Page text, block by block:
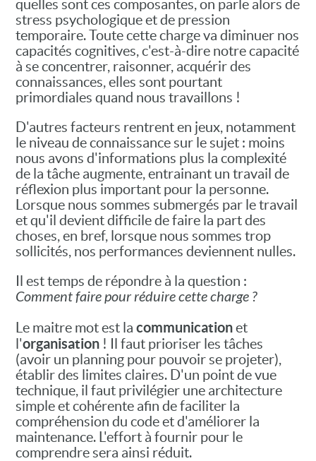
quelles sont ces composantes, on parle alors de
stress psychologique et de pression
temporaire. Toute cette charge va diminuer nos
capacités cognitives, c'est-à-dire notre capacité
à se concentrer, raisonner, acquérir des
connaissances, elles sont pourtant
primordiales quand nous travaillons !
D'autres facteurs rentrent en jeux, notamment
le niveau de connaissance sur le sujet : moins
nous avons d'informations plus la complexité
de la tâche augmente, entrainant un travail de
réflexion plus important pour la personne.
Lorsque nous sommes submergés par le travail
et qu'il devient difficile de faire la part des
choses, en bref, lorsque nous sommes trop
sollicités, nos performances deviennent nulles.
Il est temps de répondre à la question :
Comment faire pour réduire cette charge ?
Le maitre mot est lacommunicationet
l'organisation ! Il faut prioriser les tâches
(avoir un planning pour pouvoir se projeter),
établir des limites claires. D'un point de vue
technique, il faut privilégier une architecture
simple et cohérente afin de faciliter la
compréhension du code et d'améliorer la
maintenance. L'effort à fournir pour le
comprendre sera ainsi réduit.